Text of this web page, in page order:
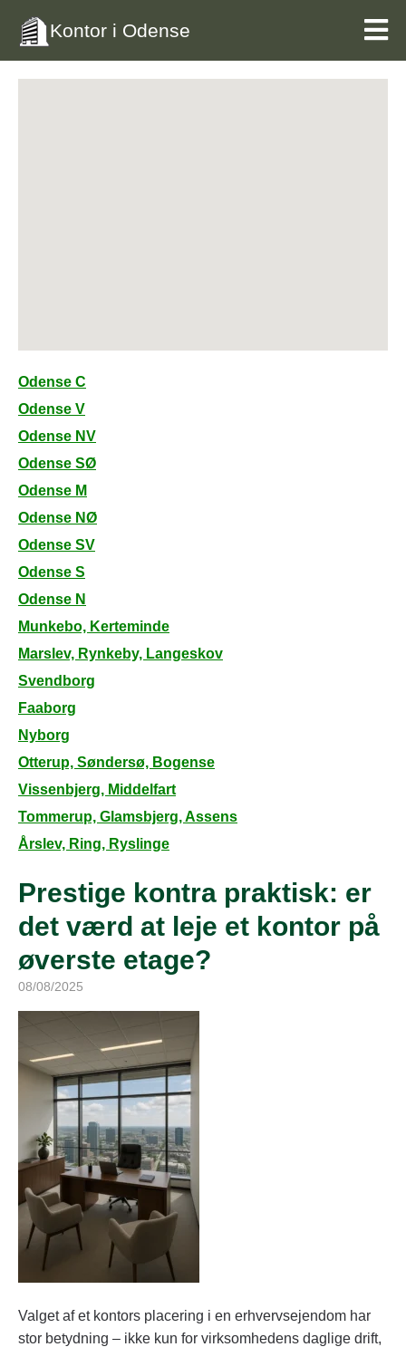
Kontor i Odense
Odense C
Odense V
Odense NV
Odense SØ
Odense M
Odense NØ
Odense SV
Odense S
Odense N
Munkebo, Kerteminde
Marslev, Rynkeby, Langeskov
Svendborg
Faaborg
Nyborg
Otterup, Søndersø, Bogense
Vissenbjerg, Middelfart
Tommerup, Glamsbjerg, Assens
Årslev, Ring, Ryslinge
Prestige kontra praktisk: er
det værd at leje et kontor på
øverste etage?
08/08/2025
Valget af et kontors placering i en erhvervsejendom har
stor betydning – ikke kun for virksomhedens daglige drift,